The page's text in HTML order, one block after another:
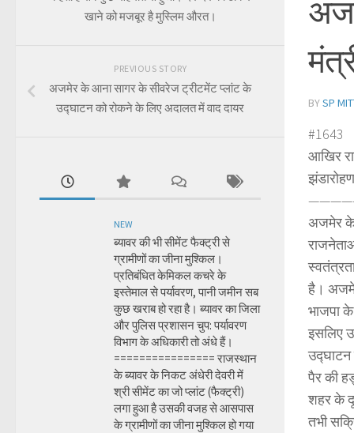
BYSP
#1643
आखिर
अजमेर के
है।
भाजपा
इसलिए
उद्घाटन
पैर की
शहर के
तभी
खाने को मजबूर है मुस्लिम औरत।
PREVIOUS STORY
अजमेर के आना सागर के सीवरेज ट्रीटमेंट प्लांट के
उद्घाटन को रोकने के लिए अदालत में वाद दायर
NEW
ब्यावर की भी सीमेंट फैक्ट्री से
ग्रामीणों का जीना मुश्किल।
प्रतिबंधित केमिकल कचरे के
इस्तेमाल से पर्यावरण, पानी जमीन सब
कुछ खराब हो रहा है। ब्यावर का जिला
और पुलिस प्रशासन चुप: पर्यावरण
विभाग के अधिकारी तो अंधे हैं।
================ राजस्थान
के ब्यावर के निकट अंधेरी देवरी में
श्री सीमेंट का जो प्लांट (फैक्ट्री)
लगा हुआ है उसकी वजह से आसपास
के ग्रामीणों का जीना मुश्किल हो गया